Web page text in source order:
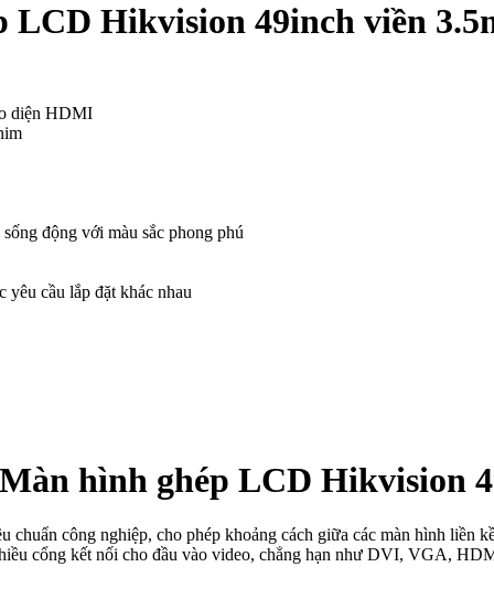
LCD Hikvision 49inch viền
diện HDMI
động với màu sắc phong phú
yêu cầu lắp đặt khác nhau
hình ghép LCD Hikvision
công nghiệp, cho phép khoảng cách giữa các màn hình liền
cổng kết nối cho đầu vào video, chẳng hạn như DVI, VGA,